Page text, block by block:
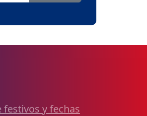
festivos y fechas